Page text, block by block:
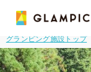
グランピング施設トップ